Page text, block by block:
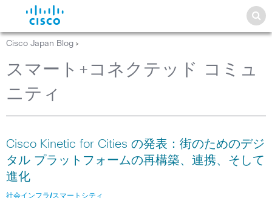
Cisco Japan Blog >
スマート+コネクテッド コミュ
ニティ
Cisco Kinetic for Cities の発表：街のためのデジ
タル プラットフォームの再構築、連携、そして
進化
社会インフラ/スマートシティ